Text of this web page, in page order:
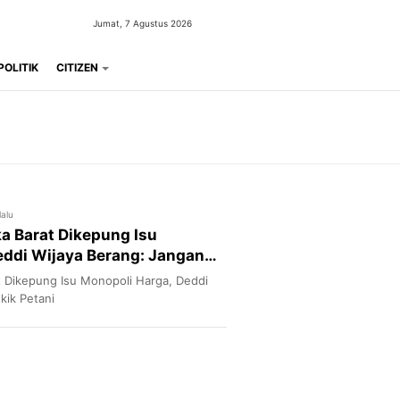
Jumat, 7 Agustus 2026
CITIZEN
Barat Dikepung Isu
Wijaya Berang: Jangan
Dikepung Isu Monopoli Harga, Deddi
Petani